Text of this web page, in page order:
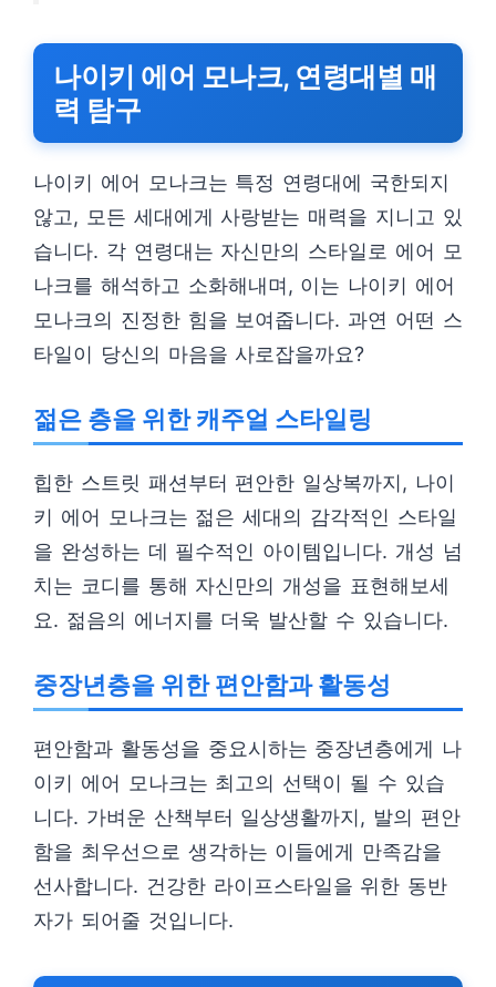
나이키 에어 모나크, 연령대별 매
력 탐구
나이키 에어 모나크는 특정 연령대에 국한되지
않고, 모든 세대에게 사랑받는 매력을 지니고 있
습니다. 각 연령대는 자신만의 스타일로 에어 모
나크를 해석하고 소화해내며, 이는 나이키 에어
모나크의 진정한 힘을 보여줍니다. 과연 어떤 스
타일이 당신의 마음을 사로잡을까요?
젊은 층을 위한 캐주얼 스타일링
힙한 스트릿 패션부터 편안한 일상복까지, 나이
키 에어 모나크는 젊은 세대의 감각적인 스타일
을 완성하는 데 필수적인 아이템입니다. 개성 넘
치는 코디를 통해 자신만의 개성을 표현해보세
요. 젊음의 에너지를 더욱 발산할 수 있습니다.
중장년층을 위한 편안함과 활동성
편안함과 활동성을 중요시하는 중장년층에게 나
이키 에어 모나크는 최고의 선택이 될 수 있습
니다. 가벼운 산책부터 일상생활까지, 발의 편안
함을 최우선으로 생각하는 이들에게 만족감을
선사합니다. 건강한 라이프스타일을 위한 동반
자가 되어줄 것입니다.